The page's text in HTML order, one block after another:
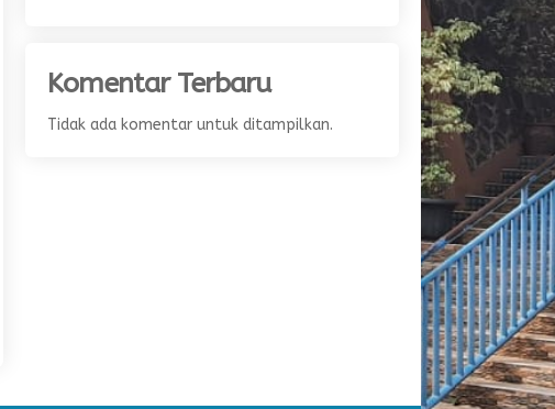
Komentar Terbaru
Tidak ada komentar untuk ditampilkan.